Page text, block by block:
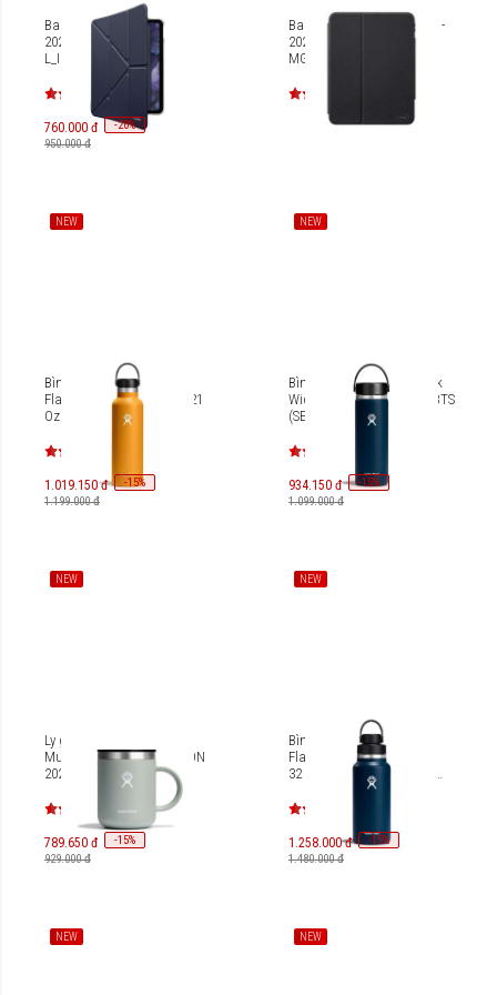
Bao da iPad Pro 13 inch-
2024 Laut Huex Folio
L_IPP24L_HF
760.000 đ -20%
950.000 đ
Bao da iPad Air 6 (11 inch -
2024) LAUT Prestige Folio
MG L_IPA24S_PRM
NEW
Bình nước giữ nhiệt Hydro
Flask Standard Flex Cap 21
Oz S21SX (SEASON 2024)
1.019.150 đ -15%
1.199.000 đ
NEW
Bình giữ nhiệt Hydro Flask
Wide Flex Cap 20 Oz W20BTS
(SEASON 2024)
934.150 đ -15%
1.099.000 đ
NEW
Ly giữ nhiệt Hydro Flask
Mug 12 Oz M12CP (SEASON
2024)
789.650 đ -15%
929.000 đ
NEW
Bình nước giữ lạnh Hydro
Flask Wide Flex Chug Cap
32 Oz W32BFCC (SEASON
1.258.000 đ -15%
1.480.000 đ
NEW NEW